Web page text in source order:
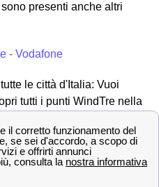
presenti anche altri
- Vodafone
le città d'Italia: Vuoi
tutti i punti WindTre nella
clienti Wind Tre a
Tre a Marcallo con